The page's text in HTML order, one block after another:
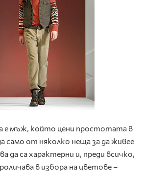
е мъж, който цени простотата в
само от няколко неща за да живее
да са характерни и, преди всичко,
в избора на цветове –